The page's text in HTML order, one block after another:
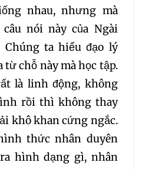
089
092
095
098
nhau, nhưng mà
nói này của Ngài
ta hiểu đạo lý
từ chỗ này mà học tập.
là linh động, không
rồi thì không thay
khô khan cứng ngắc.
thức nhân duyên
hình dạng gì, nhân